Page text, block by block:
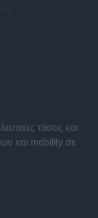
τάσεις και
και mobility σε